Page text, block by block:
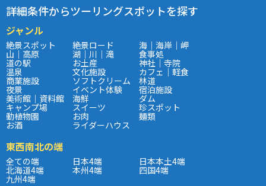
詳細条件からツーリングスポットを探す
ジャンル
絶景スポット 絶景ロード 海｜海岸｜岬
山｜高原 湖｜川｜滝 食事処
道の駅 お土産 神社｜寺院
温泉 文化施設 カフェ｜軽食
商業施設 ソフトクリーム 林道
夜景 イベント体験 宿泊施設
美術館｜資料館 海鮮 ダム
キャンプ場 スイーツ 珍スポット
動植物園 お肉 麺類
お酒 ライダーハウス
東西南北の端
全ての端 日本4端 日本本土4端
北海道4端 本州4端 四国4端
九州4端